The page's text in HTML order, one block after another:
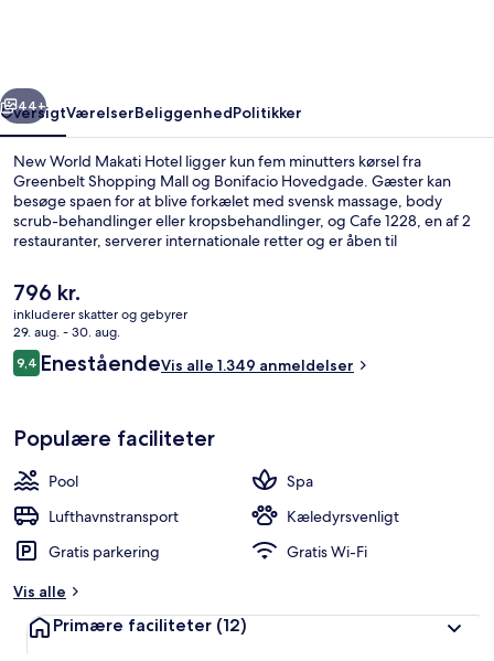
Næste
44+
OversigtVærelserBeliggenhedPolitikker
New World Makati Hotel ligger kun fem minutters kørsel fra
Greenbelt Shopping Mall og Bonifacio Hovedgade. Gæster kan
besøge spaen for at blive forkælet med svensk massage, body
scrub-behandlinger eller kropsbehandlinger, og Cafe 1228, en af 2
restauranter, serverer internationale retter og er åben til
hotel med luksusfaciliteter tæller en udendørs pool, en bar ved
poolen og et fitnesscenter. Stedets hjælpsomme personale og
beliggenhed får rigtig gode bedømmelser fra rejsende.
Den
nuværende
pris
er
796 kr.
796 kr.
inkluderer skatter og gebyrer
29. aug. - 30. aug.
Anmeldelser
9,49,4 ud af 10.
EneståendeVis alle 1.349 anmeldelser
Populære faciliteter
Pool
Spa
Lufthavnstransport
Kæledyrsvenligt
Gratis parkering
Gratis Wi-Fi
Vis alle
Primære faciliteter (12)